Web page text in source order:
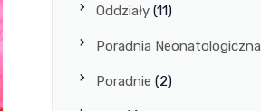
Oddziały (11)
Poradnia Neonatologiczna
Poradnie (2)